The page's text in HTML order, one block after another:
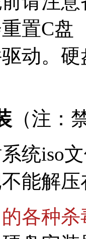
置C盘
动。
（注：
iso文
能解
各种